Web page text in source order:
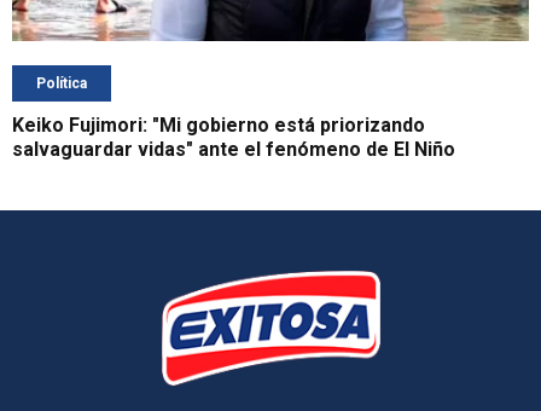
Política
Keiko Fujimori: "Mi gobierno está priorizando
salvaguardar vidas" ante el fenómeno de El Niño